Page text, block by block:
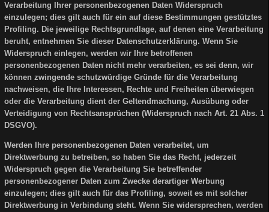
Verarbeitung Ihrer personenbezogenen Daten Widerspruch
einzulegen; dies gilt auch für ein auf diese Bestimmungen gestütztes
Profiling. Die jeweilige Rechtsgrundlage, auf denen eine Verarbeitung
beruht, entnehmen Sie dieser Datenschutzerklärung. Wenn Sie
Widerspruch einlegen, werden wir Ihre betroffenen
personenbezogenen Daten nicht mehr verarbeiten, es sei denn, wir
können zwingende schutzwürdige Gründe für die Verarbeitung
nachweisen, die Ihre Interessen, Rechte und Freiheiten überwiegen
oder die Verarbeitung dient der Geltendmachung, Ausübung oder
Verteidigung von Rechtsansprüchen (Widerspruch nach Art. 21 Abs. 1
DSGVO).
Werden Ihre personenbezogenen Daten verarbeitet, um
Direktwerbung zu betreiben, so haben Sie das Recht, jederzeit
Widerspruch gegen die Verarbeitung Sie betreffender
personenbezogener Daten zum Zwecke derartiger Werbung
einzulegen; dies gilt auch für das Profiling, soweit es mit solcher
Direktwerbung in Verbindung steht. Wenn Sie widersprechen, werden